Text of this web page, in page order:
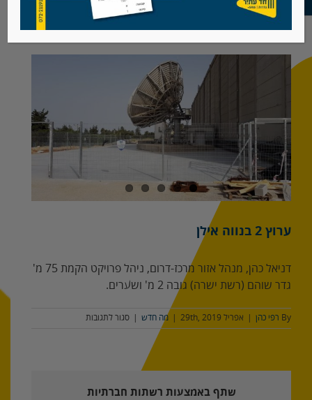
ערוץ 2 בנווה אילן
דניאל כהן, מנהל אזור מרכז-דרום, ניהל פרויקט הקמת 75 מ'
גדר שוהם (רשת ישרה) גובה 2 מ' ושערים.
By רפי כהן | אפריל 29th, 2019 | מה חדש | סגור לתגובות
שתף באמצעות רשתות חברתיות